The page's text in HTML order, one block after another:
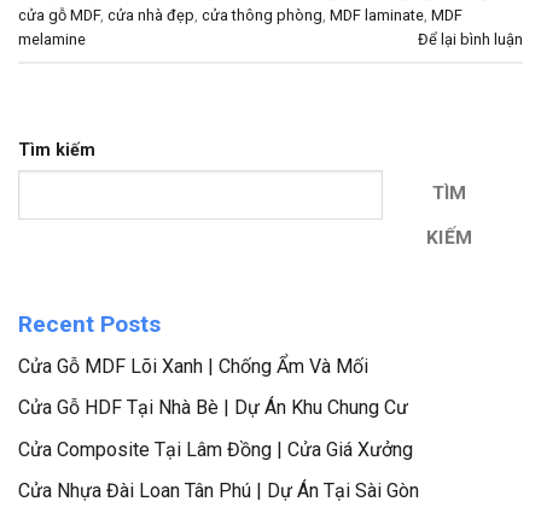
cửa gỗ MDF, cửa nhà đẹp cửa thông phòng MDF laminate MDF
melamine
Để lại bình luận
Tìm kiếm
TÌM
KIẾM
Recent Posts
Cửa Gỗ MDF Lõi Xanh | Chống Ẩm Và Mối
Cửa Gỗ HDF Tại Nhà Bè | Dự Án Khu Chung Cư
Cửa Composite Tại Lâm Đồng | Cửa Giá Xưởng
Cửa Nhựa Đài Loan Tân Phú | Dự Án Tại Sài Gòn